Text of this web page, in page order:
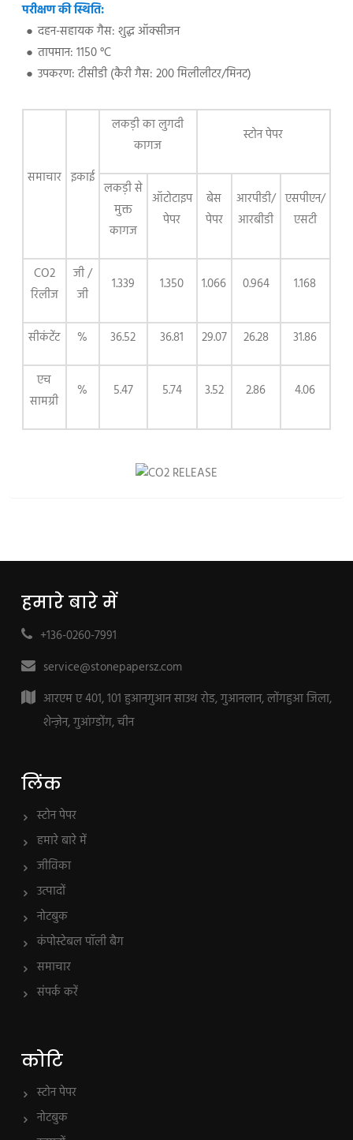
परीक्षण की स्थिति:
दहन-सहायक गैस: शुद्ध ऑक्सीजन
तापमान: 1150 °C
उपकरण: टीसीडी (कैरी गैस: 200 मिलीलीटर/मिनट)
समाचार इकाई
लकड़ी का लुगदी
कागज
स्टोन पेपर
लकड़ी से
मुक्त
कागज
ऑटोटाइप
पेपर
बेस
पेपर
आरपीडी/
आरबीडी
एसपीएन/
एसटी
CO2
रिलीज
जी /
जी
1.339 1.350 1.066 0.964 1.168
सीकंटेंट % 36.52 36.81 29.07 26.28 31.86
एच
सामग्री
% 5.47 5.74 3.52 2.86 4.06
हमारे बारे में
+136-0260-7991
service@stonepapersz.com
आरएम ए 401, 101 हुआनगुआन साउथ रोड, गुआनलान, लोंगहुआ जिला,
शेन्ज़ेन, गुआंग्डोंग, चीन
लिंक
स्टोन पेपर
हमारे बारे में
जीविका
उत्पादों
नोटबुक
कंपोस्टेबल पॉली बैग
समाचार
संपर्क करें
कोटि
स्टोन पेपर
नोटबुक